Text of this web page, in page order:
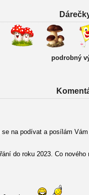
podrobný
na podívat a posílám
do roku 2023. Co